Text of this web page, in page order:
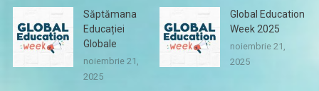
Săptămana
Educației
Globale
noiembrie 21,
2025
Global Education
Week 2025
noiembrie 21,
2025